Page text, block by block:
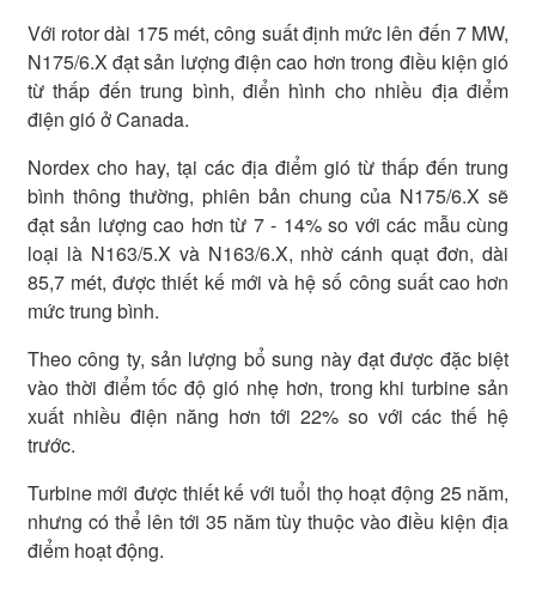
Với rotor dài 175 mét, công suất định mức lên đến 7 MW,
N175/6.X đạt sản lượng điện cao hơn trong điều kiện gió
từ thấp đến trung bình, điển hình cho nhiều địa điểm
điện gió ở Canada.
Nordex cho hay, tại các địa điểm gió từ thấp đến trung
bình thông thường, phiên bản chung của N175/6.X sẽ
đạt sản lượng cao hơn từ 7 - 14% so với các mẫu cùng
loại là N163/5.X và N163/6.X, nhờ cánh quạt đơn, dài
85,7 mét, được thiết kế mới và hệ số công suất cao hơn
mức trung bình.
Theo công ty, sản lượng bổ sung này đạt được đặc biệt
vào thời điểm tốc độ gió nhẹ hơn, trong khi turbine sản
xuất nhiều điện năng hơn tới 22% so với các thế hệ
trước.
Turbine mới được thiết kế với tuổi thọ hoạt động 25 năm,
nhưng có thể lên tới 35 năm tùy thuộc vào điều kiện địa
điểm hoạt động.